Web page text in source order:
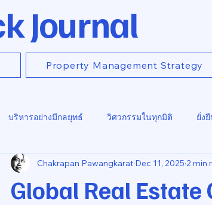
Journal
Property Management Strategy
บริหารอย่างมีกลยุทธ์ วิศวกรรมในทุกมิติ ยั่ง
Global Real
Chakrapan Pawangkarat Dec 11, 2025 2 min